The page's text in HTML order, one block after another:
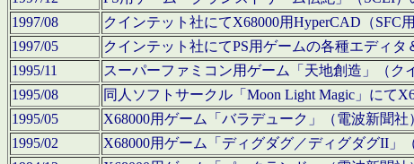
1997/08
クインテット社にてX68000用HyperCAD（SFC
1997/05
クインテット社にてPS用ゲームの各種エディタ
1995/11
スーパーファミコン用ゲーム「天地創造」（
1995/08
同人ソフトサークル「Moon Light Magic」にて
1995/05
X68000用ゲーム「バラデューク」（電波新聞社
1995/02
X68000用ゲーム「ディグダグ／ディグダグII」